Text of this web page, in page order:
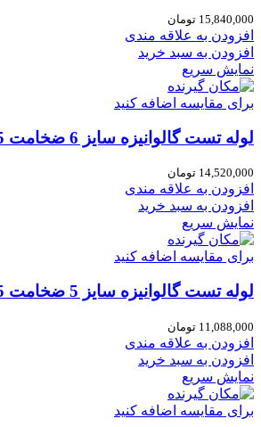
15,840,000 تومان
افزودن به علاقه مندی
افزودن به سبد خرید
نمایش سریع
برای مقایسه اضافه کنید
لوله تست گالوانیزه سایز 6 ضخامت 2.5 وزن 22
14,520,000 تومان
افزودن به علاقه مندی
افزودن به سبد خرید
نمایش سریع
برای مقایسه اضافه کنید
لوله تست گالوانیزه سایز 5 ضخامت 2.5 وزن 16.8
11,088,000 تومان
افزودن به علاقه مندی
افزودن به سبد خرید
نمایش سریع
برای مقایسه اضافه کنید